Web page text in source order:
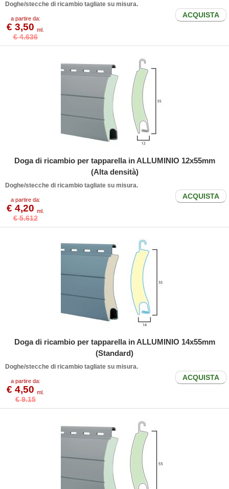
Doghe/stecche di ricambio tagliate su misura.
a partire da:
€ 3,50 ml.
€ 4.636
ACQUISTA
Doga di ricambio per tapparella in ALLUMINIO 12x55mm
(Alta densità)
Doghe/stecche di ricambio tagliate su misura.
a partire da:
€ 4,20 ml.
€ 5.612
ACQUISTA
Doga di ricambio per tapparella in ALLUMINIO 14x55mm
(Standard)
Doghe/stecche di ricambio tagliate su misura.
a partire da:
€ 4,50 ml.
€ 9.15
ACQUISTA